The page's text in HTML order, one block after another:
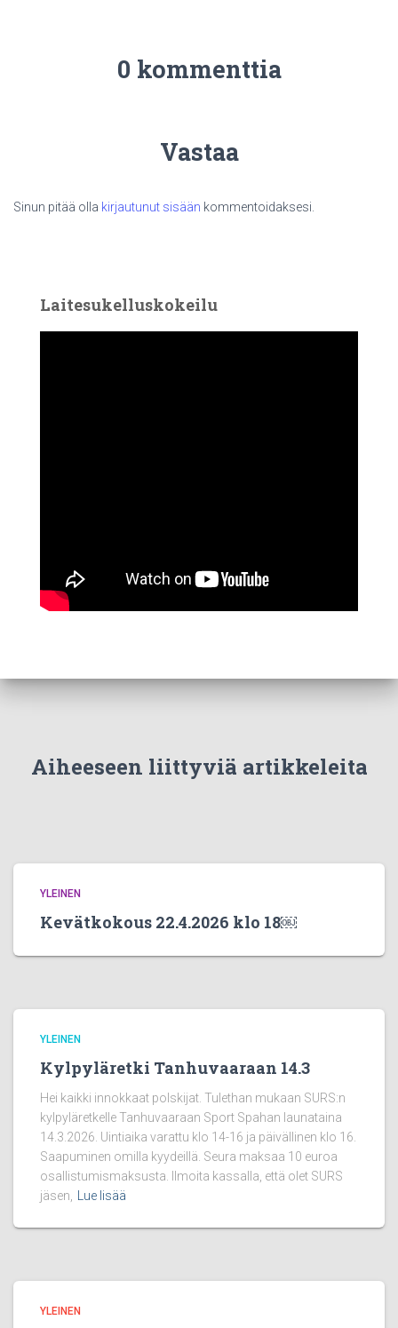
0 kommenttia
Vastaa
Sinun pitää olla kirjautunut sisään kommentoidaksesi.
Laitesukelluskokeilu
Aiheeseen liittyviä artikkeleita
YLEINEN
Kevätkokous 22.4.2026 klo 18￼
YLEINEN
Kylpyläretki Tanhuvaaraan 14.3
Hei kaikki innokkaat polskijat. Tulethan mukaan SURS:n
kylpyläretkelle Tanhuvaaraan Sport Spahan launataina
14.3.2026. Uintiaika varattu klo 14-16 ja päivällinen klo 16.
Saapuminen omilla kyydeillä. Seura maksaa 10 euroa
osallistumismaksusta. Ilmoita kassalla, että olet SURS
jäsen,
Lue lisää
YLEINEN